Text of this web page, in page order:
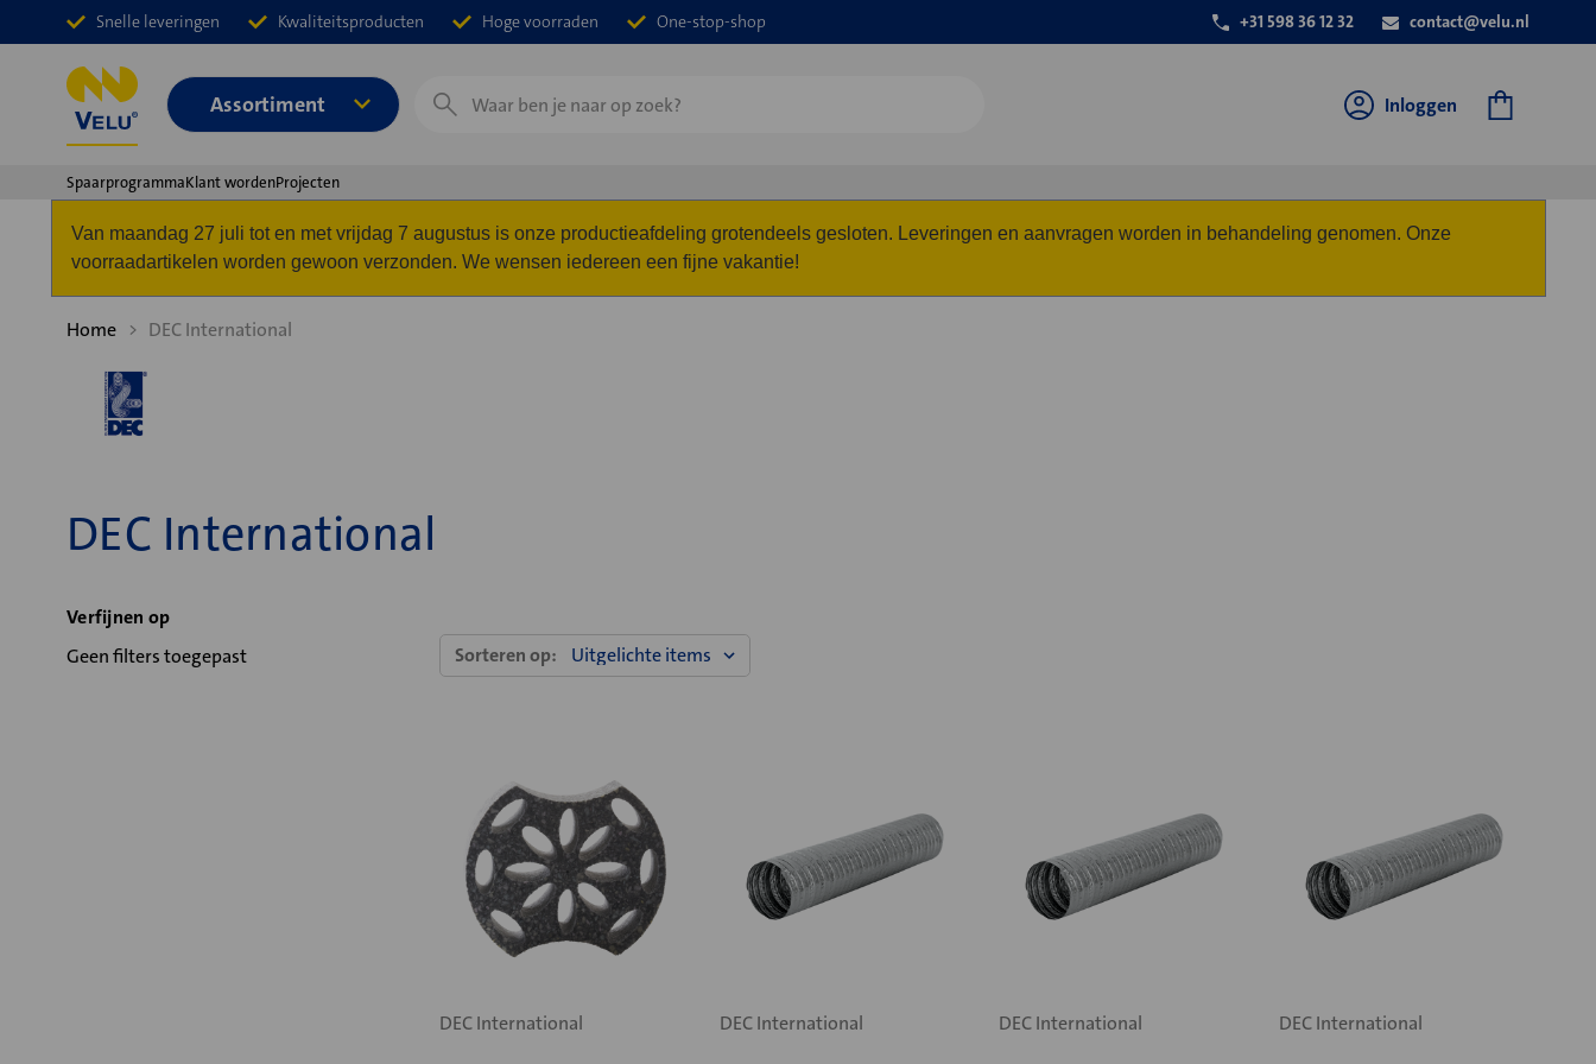
Snelle leveringen Kwaliteitsproducten Hoge voorraden One-stop-shop +31 598 36 12 32 contact@velu.nl
Assortiment
Zoeken
Inloggen
SpaarprogrammaKlant wordenProjecten
Van maandag 27 juli tot en met vrijdag 7 augustus is onze productieafdeling grotendeels gesloten. Leveringen en aanvragen worden in behandeling genomen. Onze
voorraadartikelen worden gewoon verzonden. We wensen iedereen een fijne vakantie!
Home DEC International
DEC International
Verfijnen op
Geen filters toegepast
Sorteren op:
DEC International DEC International DEC International DEC International